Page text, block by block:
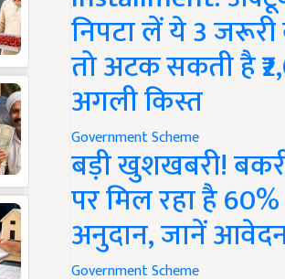
निपटा लें ये 3
तो अटक सकती है
अगली किस्त
Government Scheme
बड़ी खुशखबरी!
पर मिल रहा है
अनुदान, जानें आवेदन
Government Scheme